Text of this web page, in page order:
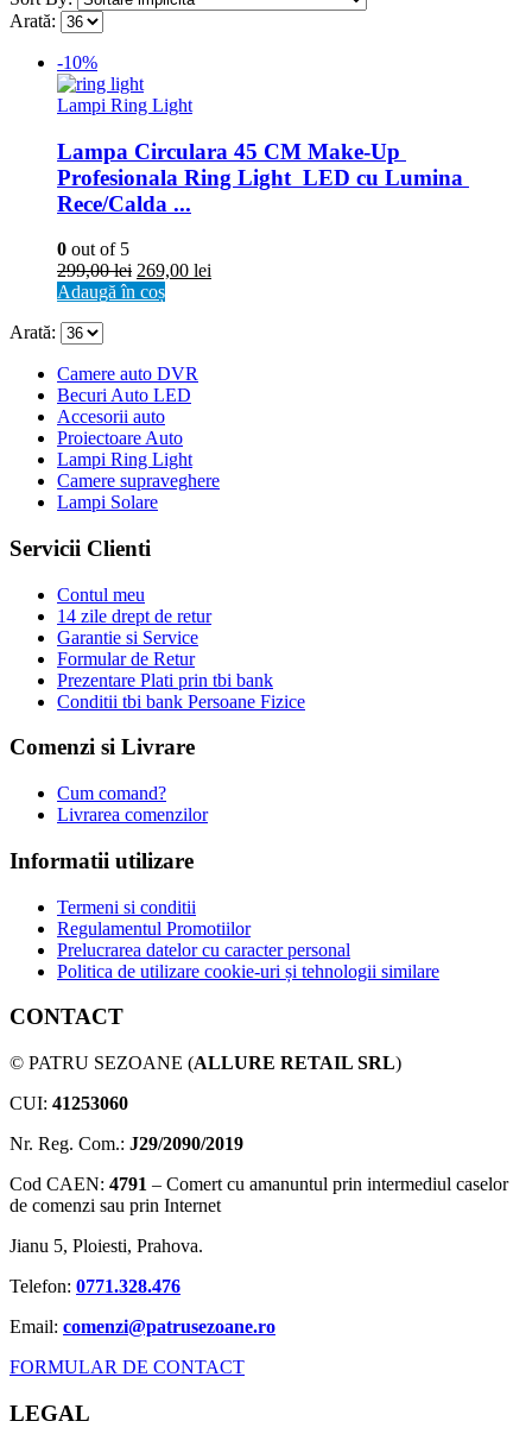
Arată:
-10%
Lampi Ring Light
Lampa Circulara 45 CM Make-Up
Profesionala Ring Light  LED cu Lumina
Rece/Calda ...
0 out of 5
299,00lei 269,00 lei
Adaugă în coș
Arată:
Camere auto DVR
Becuri Auto LED
Accesorii auto
Proiectoare Auto
Lampi Ring Light
Camere supraveghere
Lampi Solare
Servicii Clienti
Contul meu
14 zile drept de retur
Garantie si Service
Formular de Retur
Prezentare Plati prin tbi bank
Conditii tbi bank Persoane Fizice
Comenzi si Livrare
Cum comand?
Livrarea comenzilor
Informatii utilizare
Termeni si conditii
Regulamentul Promotiilor
Prelucrarea datelor cu caracter personal
Politica de utilizare cookie-uri și tehnologii similare
CONTACT
© PATRU SEZOANE (ALLURE RETAIL SRL)
CUI: 41253060
Nr. Reg. Com.: J29/2090/2019
Cod CAEN: 4791 – Comert cu amanuntul prin intermediul caselor
de comenzi sau prin Internet
Jianu 5, Ploiesti, Prahova.
Telefon: 0771.328.476
Email: comenzi@patrusezoane.ro
FORMULAR DE CONTACT
LEGAL